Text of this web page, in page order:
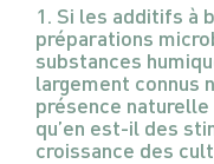
1. Si les additifs à
préparations
substances
largement connus
présence
qu’en est-il des
croissance des